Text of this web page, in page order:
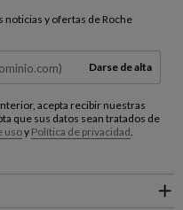
y ofertas de Roche
Darse de alta
acepta recibir nuestras
que sus datos sean tratados de
usoy Política de privacidad